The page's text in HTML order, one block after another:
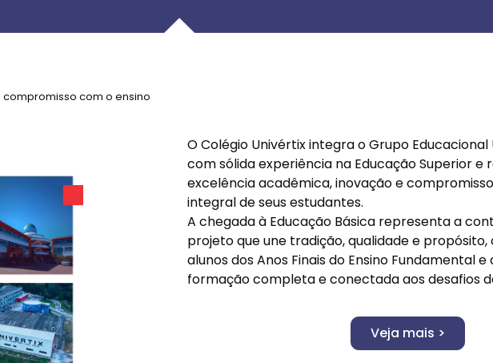
com o ensino
O Colégio Univértix integra o Grupo
com sólida experiência na Educação Superior e
excelência acadêmica, inovação e
integral de seus estudantes.
A chegada à Educação Básica representa a
projeto que une tradição, qualidade e
alunos dos Anos Finais do Ensino Fundamental e
formação completa e conectada aos desafios
Veja mais >